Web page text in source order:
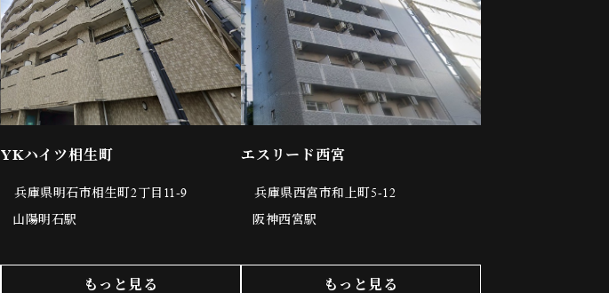
YKハイツ相生町
兵庫県明石市相生町2丁目11-9
山陽明石駅
もっと見る
エスリード西宮
兵庫県西宮市和上町5-12
阪神西宮駅
もっと見る